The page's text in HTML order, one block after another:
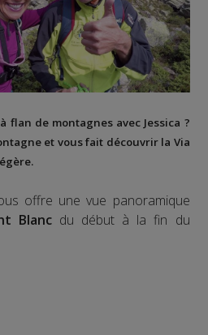
flan de montagnes avec Jessica ?
et vous fait découvrir la Via
.
offre une vue panoramique
Blancdu début à la fin du